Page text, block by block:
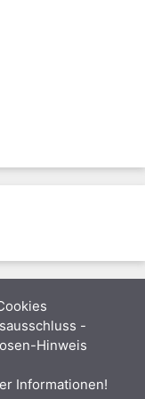
-
Hinweis
Informationen!